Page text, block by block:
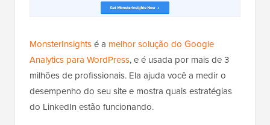
MonsterInsightsé a melhor solução do Google
Analytics para WordPress, e é usada por mais de 3
milhões de profissionais. Ela ajuda você a medir o
desempenho do seu site e mostra quais estratégias
do LinkedIn estão funcionando.